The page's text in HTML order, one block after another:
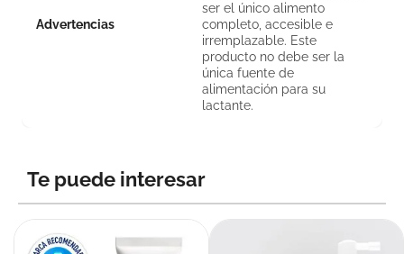
Advertencias
ser el único alimento
completo, accesible e
irremplazable. Este
producto no debe ser la
única fuente de
alimentación para su
lactante.
Te puede interesar